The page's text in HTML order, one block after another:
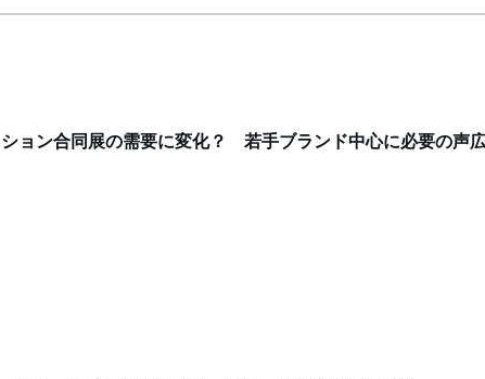
ョン合同展の需要に変化？ 若手ブランド中心に必要の声